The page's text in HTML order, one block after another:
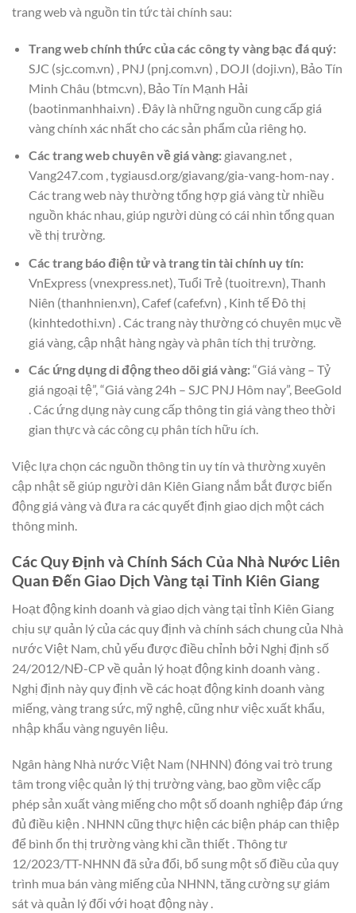
trang web và nguồn tin tức tài chính sau:
Trang web chính thức của các công ty vàng bạc đá quý:
SJC (sjc.com.vn) , PNJ (pnj.com.vn) , DOJI (doji.vn), Bảo Tín
Minh Châu (btmc.vn), Bảo Tín Mạnh Hải
(baotinmanhhai.vn) . Đây là những nguồn cung cấp giá
vàng chính xác nhất cho các sản phẩm của riêng họ.
Các trang web chuyên về giá vàng:giavang.net ,
Vang247.com , tygiausd.org/giavang/gia-vang-hom-nay .
Các trang web này thường tổng hợp giá vàng từ nhiều
nguồn khác nhau, giúp người dùng có cái nhìn tổng quan
về thị trường.
Các trang báo điện tử và trang tin tài chính uy tín:
VnExpress (vnexpress.net), Tuổi Trẻ (tuoitre.vn), Thanh
Niên (thanhnien.vn), Cafef (cafef.vn) , Kinh tế Đô thị
(kinhtedothi.vn) . Các trang này thường có chuyên mục về
giá vàng, cập nhật hàng ngày và phân tích thị trường.
Các ứng dụng di động theo dõi giá vàng:“Giá vàng – Tỷ
giá ngoại tệ”, “Giá vàng 24h – SJC PNJ Hôm nay”, BeeGold
. Các ứng dụng này cung cấp thông tin giá vàng theo thời
gian thực và các công cụ phân tích hữu ích.
Việc lựa chọn các nguồn thông tin uy tín và thường xuyên
cập nhật sẽ giúp người dân Kiên Giang nắm bắt được biến
động giá vàng và đưa ra các quyết định giao dịch một cách
thông minh.
Các Quy Định và Chính Sách Của Nhà Nước Liên
Quan Đến Giao Dịch Vàng tại Tỉnh Kiên Giang
Hoạt động kinh doanh và giao dịch vàng tại tỉnh Kiên Giang
chịu sự quản lý của các quy định và chính sách chung của Nhà
nước Việt Nam, chủ yếu được điều chỉnh bởi Nghị định số
24/2012/NĐ-CP về quản lý hoạt động kinh doanh vàng .
Nghị định này quy định về các hoạt động kinh doanh vàng
miếng, vàng trang sức, mỹ nghệ, cũng như việc xuất khẩu,
nhập khẩu vàng nguyên liệu.
Ngân hàng Nhà nước Việt Nam (NHNN) đóng vai trò trung
tâm trong việc quản lý thị trường vàng, bao gồm việc cấp
phép sản xuất vàng miếng cho một số doanh nghiệp đáp ứng
đủ điều kiện . NHNN cũng thực hiện các biện pháp can thiệp
để bình ổn thị trường vàng khi cần thiết . Thông tư
12/2023/TT-NHNN đã sửa đổi, bổ sung một số điều của quy
trình mua bán vàng miếng của NHNN, tăng cường sự giám
sát và quản lý đối với hoạt động này .